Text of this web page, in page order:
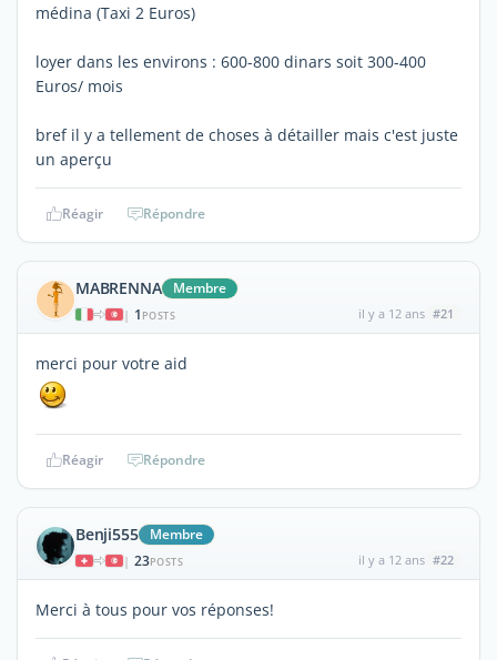
médina (Taxi 2 Euros)
loyer dans les environs : 600-800 dinars soit 300-400
Euros/ mois
bref il y a tellement de choses à détailler mais c'est juste
un aperçu
Réagir Répondre
MABRENNA Membre
| 1 POSTS il y a 12 ans #21
merci pour votre aid
Réagir Répondre
Benji555 Membre
| 23POSTS il y a 12 ans #22
Merci à tous pour vos réponses!